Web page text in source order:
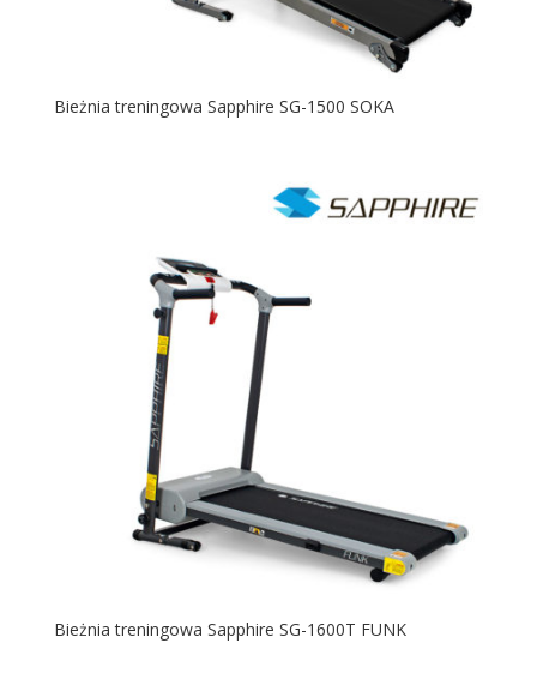
Bieżnia treningowa Sapphire SG-1500 SOKA
Bieżnia treningowa Sapphire SG-1600T FUNK